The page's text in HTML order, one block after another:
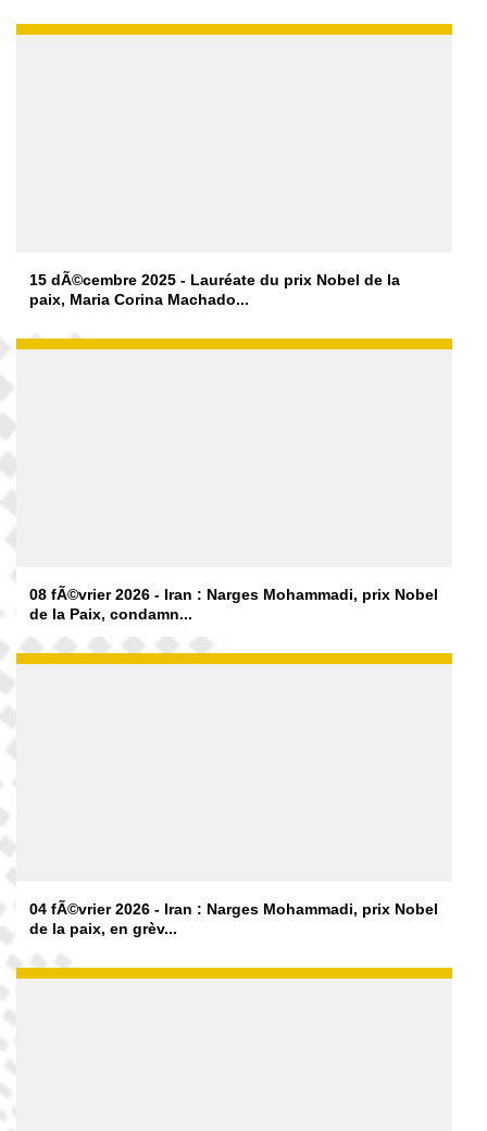
15 dÃ©cembre 2025 - Lauréate du prix Nobel de la
paix, Maria Corina Machado...
08 fÃ©vrier 2026 - Iran : Narges Mohammadi, prix Nobel
de la Paix, condamn...
04 fÃ©vrier 2026 - Iran : Narges Mohammadi, prix Nobel
de la paix, en grèv...